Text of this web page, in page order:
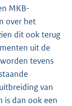
MKB-
over het
dit ook terug
uit de
tevens
van
is dan ook een